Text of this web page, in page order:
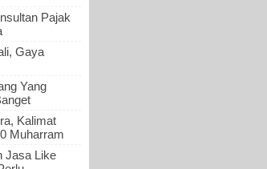
Pajak
Gaya
Yang
Kalimat
Muharram
Jasa Like